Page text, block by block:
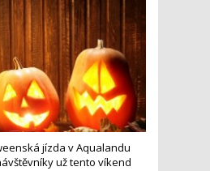
jízda v Aqualandu
už tento víkend